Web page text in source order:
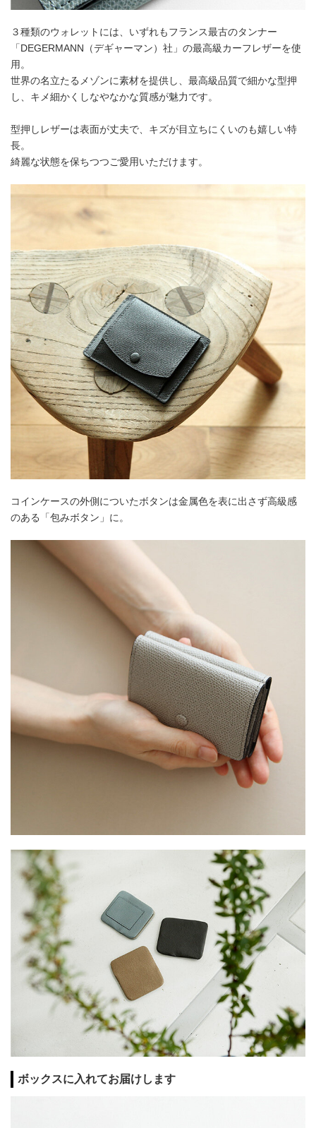
３種類のウォレットには、いずれもフランス最古のタンナー
「DEGERMANN（デギャーマン）社」の最高級カーフレザーを使
用。
世界の名立たるメゾンに素材を提供し、最高級品質で細かな型押
し、キメ細かくしなやなかな質感が魅力です。
型押しレザーは表面が丈夫で、キズが目立ちにくいのも嬉しい特
長。
綺麗な状態を保ちつつご愛用いただけます。
コインケースの外側についたボタンは金属色を表に出さず高級感
のある「包みボタン」に。
ボックスに入れてお届けします